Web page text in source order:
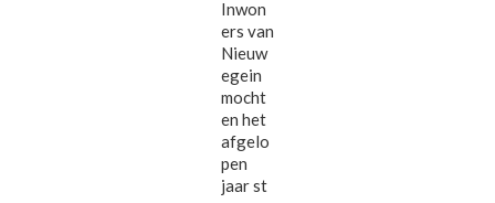
Inwon
ers van
Nieuw
egein
mocht
en het
afgelo
pen
jaar st